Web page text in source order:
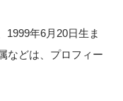
1999年6月20日生ま
などは、プロフィー